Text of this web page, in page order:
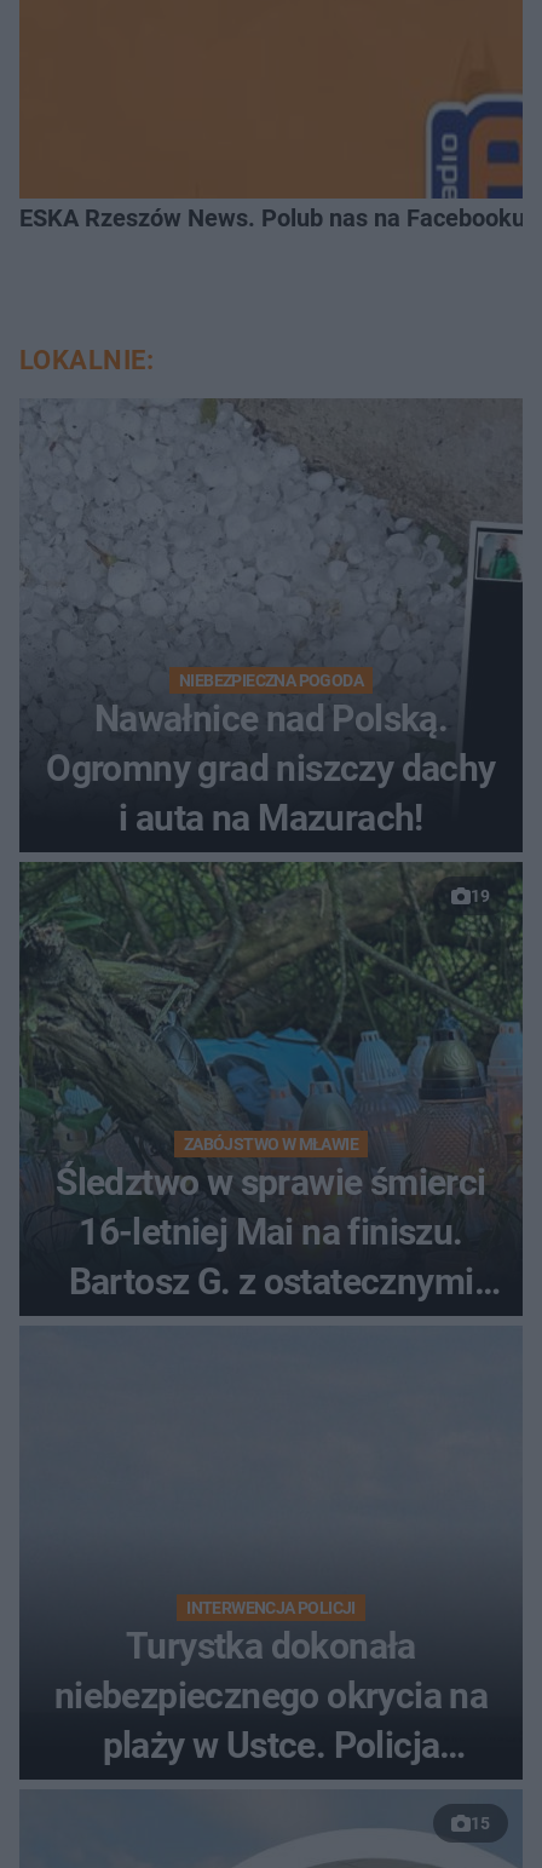
ESKA Rzeszów News. Polub nas na Facebooku!
LOKALNIE:
NIEBEZPIECZNA POGODA
Nawałnice nad Polską.
Ogromny grad niszczy dachy
i auta na Mazurach!
19
ZABÓJSTWO W MŁAWIE
Śledztwo w sprawie śmierci
16-letniej Mai na finiszu.
Bartosz G. z ostatecznymi
INTERWENCJA POLICJI
Turystka dokonała
niebezpiecznego okrycia na
plaży w Ustce. Policja
musiała zamknąć odcinek
wybrzeża
15